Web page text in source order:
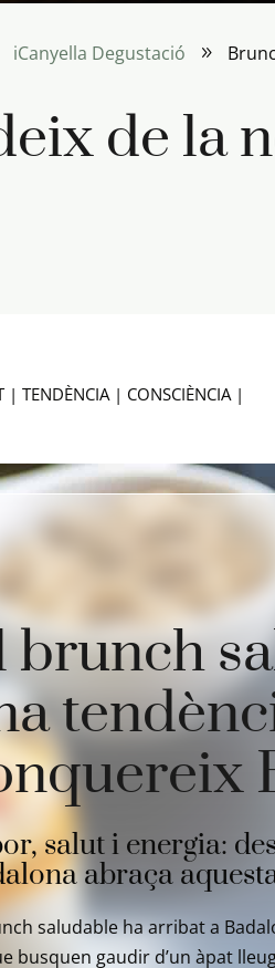
iCanyella Degustació 9
de la
| TENDÈNCIA | CONSCIÈNCIA |
brunch
salut i energia:
abraça
saludable ha arribat a
busquen gaudir d’un àpat